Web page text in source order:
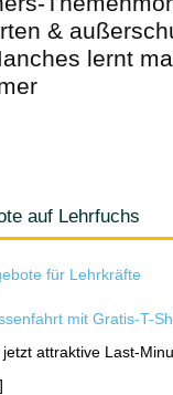
&
lernt
auf Lehrfuchs
mit Gratis-T-
attraktive Last-